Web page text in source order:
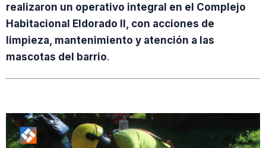
realizaron un operativo integral en el Complejo
Habitacional Eldorado II, con acciones de
limpieza, mantenimiento y atención a las
mascotas del barrio.